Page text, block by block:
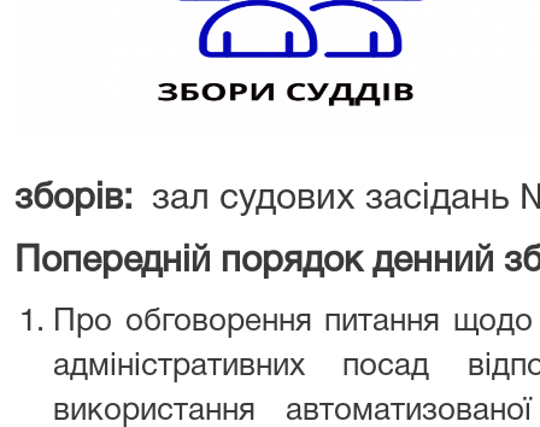
зборів: зал судових
Попередній порядок денний
Про обговорення питання щодо
адміністративних посад
використання